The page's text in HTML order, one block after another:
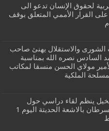
لحقوق الإنسان تدعو الى
على القرار الأممي المتعلق بوقف
الشورى والاستقلال يهنئ صاحب
السادس نصره الله بمناسبة
مولاي الحسن منسقا لمكاتب
الملكية
ينظم لقاء دراسي حول
مستجدات علاج السرطان بالاشعة الحديتة اليوم 1